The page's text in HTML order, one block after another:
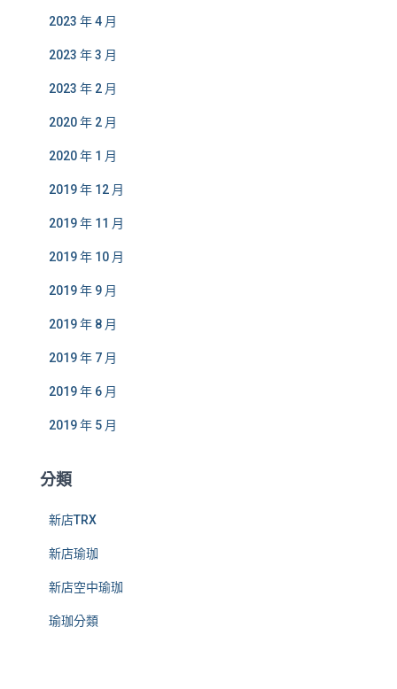
2023 年 4 月
2023 年 3 月
2023 年 2 月
2020 年 2 月
2020 年 1 月
2019 年 12 月
2019 年 11 月
2019 年 10 月
2019 年 9 月
2019 年 8 月
2019 年 7 月
2019 年 6 月
2019 年 5 月
分類
新店TRX
新店瑜珈
新店空中瑜珈
瑜珈分類